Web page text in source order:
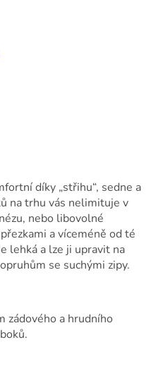
díky „střihu“, sedne a
na trhu vás nelimituje v
nebo libovolné
a víceméně od té
lehká a lze ji upravit na
se suchými zipy.
zádového a hrudního